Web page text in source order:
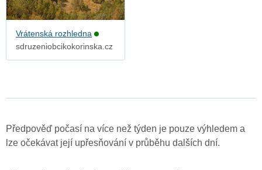
Vrátenská rozhledna
sdruzeniobcikokorinska.cz
Předpověď počasí na více než týden je pouze výhledem a
lze očekávat její upřesňování v průběhu dalších dní.